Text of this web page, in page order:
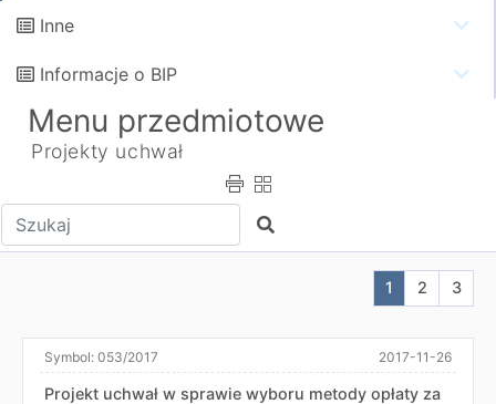
Inne
Informacje o BIP
Menu przedmiotowe
Projekty uchwał
Wpisz tekst do wyszukania Szukaj
Aktualna
1 Przejdź
2 3
Symbol: 053/2017 2017-11-26
Projekt uchwał w sprawie wyboru metody opłaty za